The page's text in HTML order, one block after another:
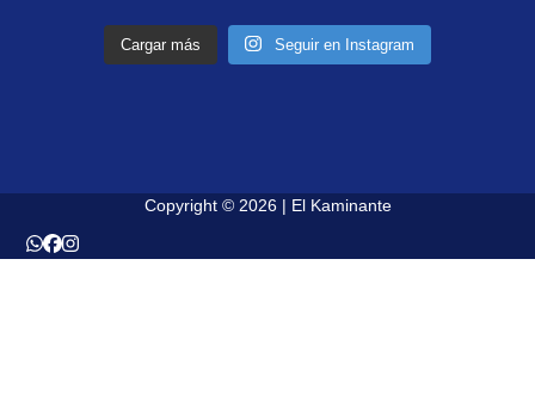
Cargar más Seguir en Instagram
Copyright © 2026 | El Kaminante